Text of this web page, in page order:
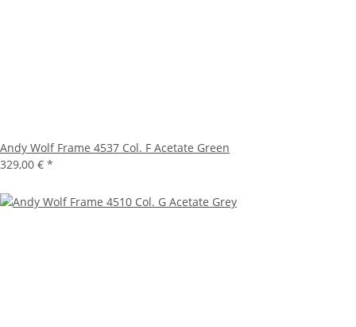
Andy Wolf Frame 4537 Col. F Acetate Green
329,00 € *